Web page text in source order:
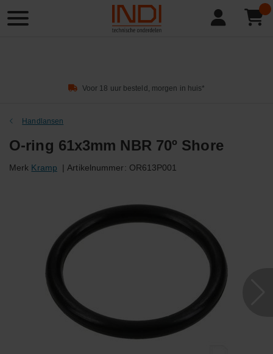
Product
zoeken
Voor 18 uur besteld, morgen in huis*
Handlansen
O-ring 61x3mm NBR 70º Shore
Merk Kramp | Artikelnummer: OR613P001